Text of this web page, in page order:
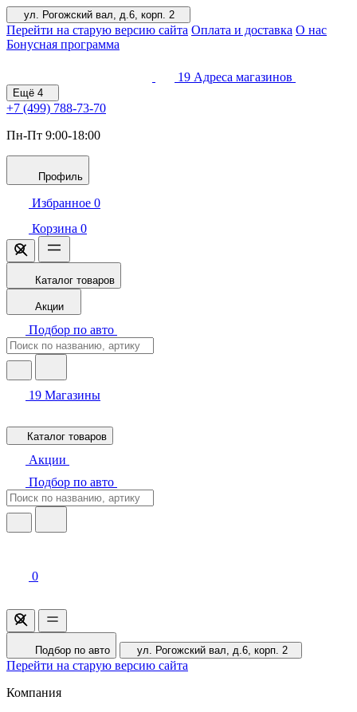
ул. Рогожский вал, д.6, корп. 2
Перейти на старую версию сайта Оплата и доставка О нас
Бонусная программа
19 Адреса магазинов
Ещё 4
+7 (499) 788-73-70
Пн-Пт 9:00-18:00
Профиль
Избранное 0
Корзина 0
Каталог товаров
Акции
Подбор по авто
19 Магазины
Каталог товаров
Акции
Подбор по авто
0
Подбор по авто ул. Рогожский вал, д.6, корп. 2
Перейти на старую версию сайта
Компания